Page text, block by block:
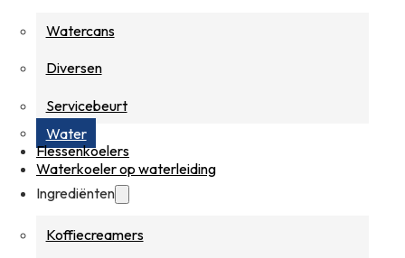
Watercans
Diversen
Servicebeurt
Water
Flessenkoelers
Waterkoeler op waterleiding
Ingrediënten
Koffiecreamers